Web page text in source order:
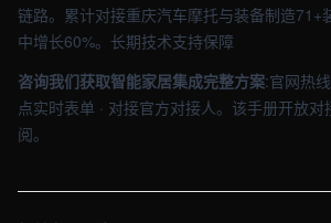
链路。累计对接重庆汽车摩托与装备制造71+
中增长60%。长期技术支持保障
咨询我们获取智能家居集成完整方案:官网热
点实时表单 · 对接官方对接人。该手册开放
阅。